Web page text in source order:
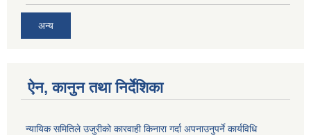
अन्य
ऐन, कानुन तथा निर्देशिका
न्यायिक समितिले उजुरीको कारवाही किनारा गर्दा अपनाउनुपर्ने कार्यविधि